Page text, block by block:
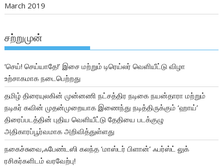
March 2019
சற்றுமுன்
‘செய்! செய்யாதே!’ இசை மற்றும் டிரெய்லர் வெளியீட்டு விழா
உற்சாகமாக நடைபெற்றது
தமிழ் திரையுலகின் முன்னணி நட்சத்திர நடிகை நயன்தாரா மற்றும்
நடிகர் கவின் முதன்முறையாக இணைந்து நடித்திருக்கும் ‘ஹாய்’
திரைப்படத்தின் புதிய வெளியீட்டு தேதியை படக்குழு
அதிகாரப்பூர்வமாக அறிவித்துள்ளது
நகைச்சுவை,ஃபேண்டஸி கலந்த ‘மாஸ்டர் பிளான்’ ஃபர்ஸ்ட் லுக்
ரசிகர்களிடம் வரவேற்பு!